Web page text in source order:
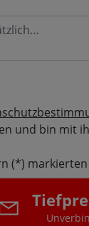
und bin mit
(*)